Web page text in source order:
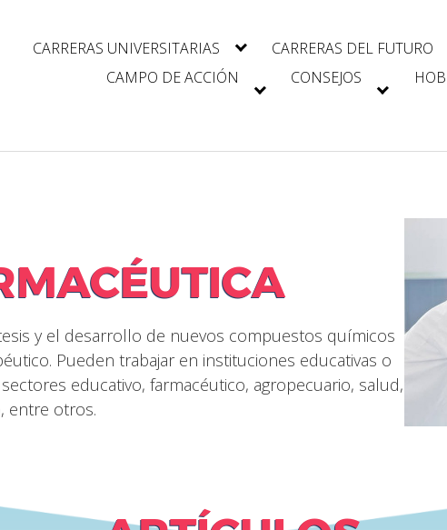
CARRERAS UNIVERSITARIAS CARRERAS DEL FUTURO
CAMPO DE ACCIÓN
CONSEJOS
y el desarrollo de nuevos compuestos químicos
Pueden trabajar en instituciones educativas o
educativo, farmacéutico, agropecuario, salud,
entre otros.